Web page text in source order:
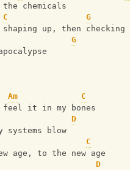
chemicals
C G
up, then checking
G
Am
C
it in my bones
D
systems blow
C
age, to the new age
D